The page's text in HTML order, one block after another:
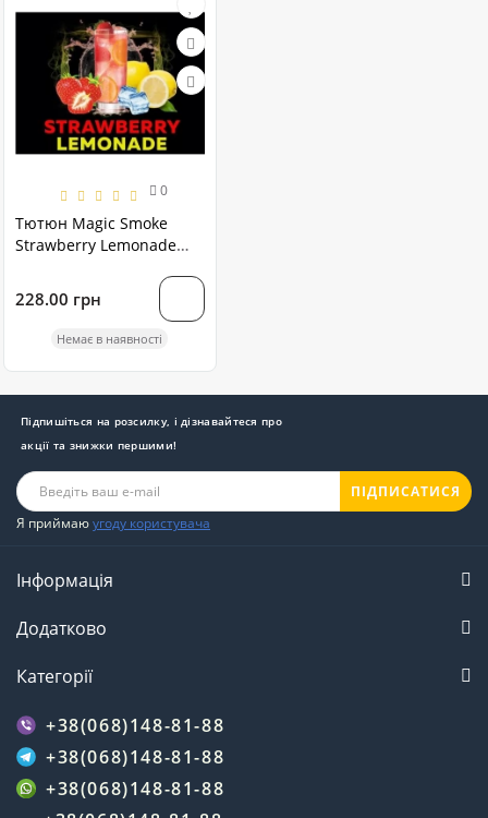
0
Тютюн Magic Smoke
Strawberry Lemonade
100 грам
228.00 грн
Немає в наявності
Підпишіться на розсилку, і дізнавайтеся про
акції та знижки першими!
ПІДПИСАТИСЯ
Я приймаюугоду користувача
Інформація
Додатково
Категорії
+38(068)148-81-88
+38(068)148-81-88
+38(068)148-81-88